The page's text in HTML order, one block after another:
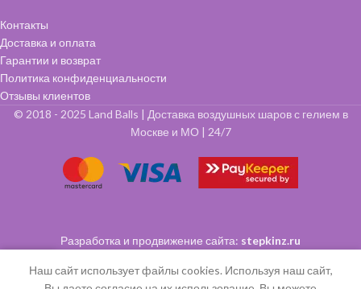
Контакты
Доставка и оплата
Гарантии и возврат
Политика конфиденциальности
Отзывы клиентов
© 2018 - 2025 Land Balls | Доставка воздушных шаров с гелием в
Москве и МО | 24/7
Разработка и продвижение сайта: stepkinz.ru
Наш сайт использует файлы cookies. Используя наш сайт,
Избранное
Заказ
Мой аккаунт